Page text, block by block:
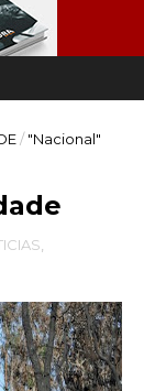
/ "Nacional"